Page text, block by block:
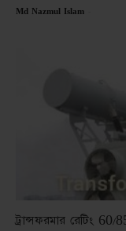
Md Nazmul Islam
ট্রান্সফরমার রেটিং